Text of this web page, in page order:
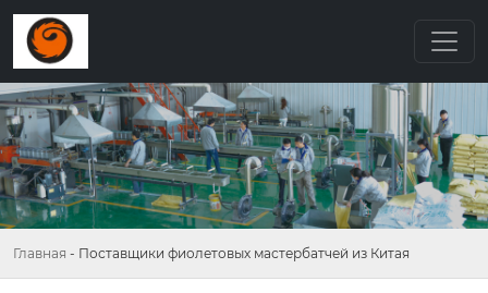
Главная - Поставщики фиолетовых мастербатчей из Китая